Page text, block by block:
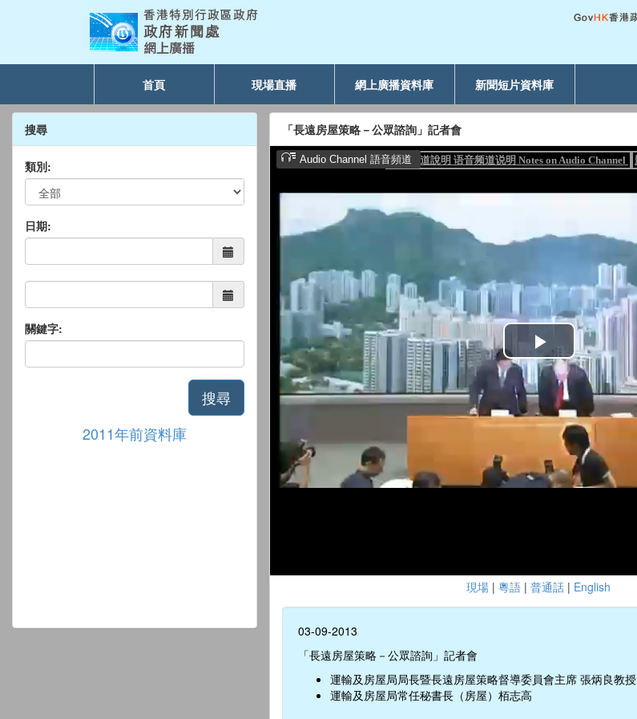
首頁 現場直播 網上廣播資料庫 新聞短片資料庫
搜尋
類別:
日期:
關鍵字:
搜尋
2011年前資料庫
「長遠房屋策略－公眾諮詢」記者會
現場 | 粵語 | 普通話 | English
03-09-2013
「長遠房屋策略－公眾諮詢」記者會
運輸及房屋局局長暨長遠房屋策略督導委員會主席 張炳良教授
運輸及房屋局常任秘書長（房屋）栢志高